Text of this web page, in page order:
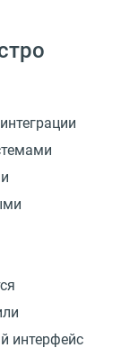
интерфейс